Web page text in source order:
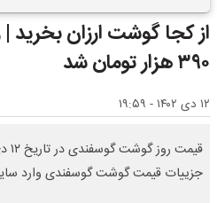
از کجا گوشت ارزان بخرید
۳۹۰ هزار تومان شد
۱۲ دی ۱۴۰۲ - ۱۹:۵۹
جزییات قیمت گوشت گوسفندی وارد